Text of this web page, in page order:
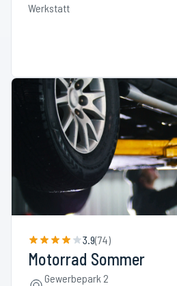
Werkstatt
3.9(74)
Motorrad Sommer
Gewerbepark 2